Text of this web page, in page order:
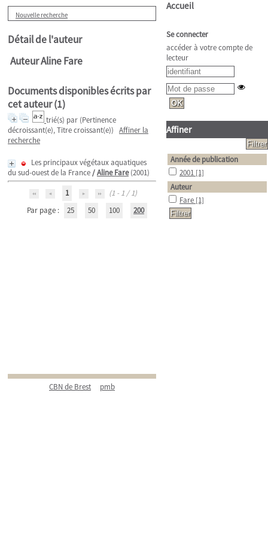
Nouvelle recherche
Détail de l'auteur
Auteur Aline Fare
Documents disponibles écrits par
cet auteur (1)
trié(s) par (Pertinence
décroissant(e), Titre croissant(e)) Affiner la
recherche
Les principaux végétaux aquatiques
du sud-ouest de la France/Aline Fare(2001)
1
(1 - 1 / 1)
Par page :
25 50 100 200
CBN de Brest pmb
Accueil
Se connecter
accéder à votre compte de
lecteur
Affiner
Année de publication
2001 [1]
Auteur
Fare [1]